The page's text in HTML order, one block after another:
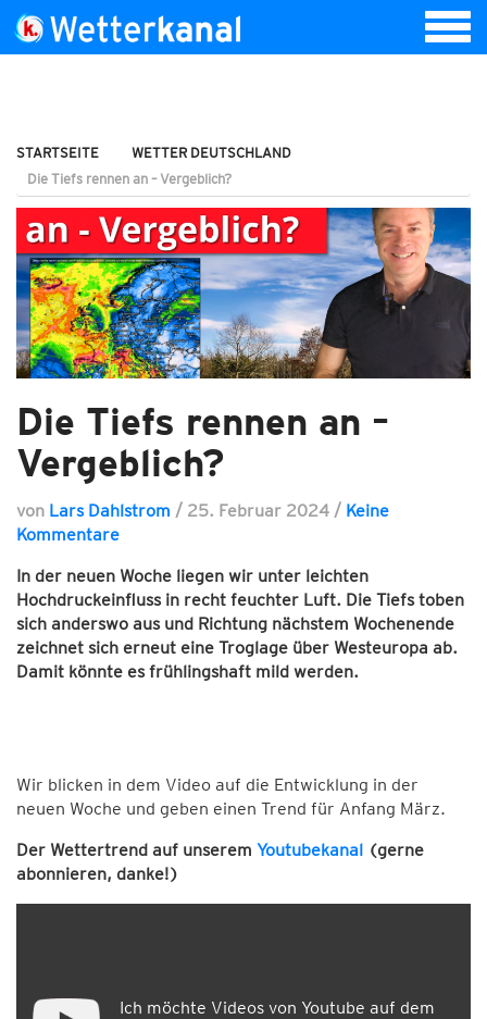
STARTSEITE
WETTER DEUTSCHLAND
Die Tiefs rennen an – Vergeblich?
Die Tiefs rennen an –
Vergeblich?
von Lars Dahlstrom / 25. Februar 2024 / Keine
Kommentare
In der neuen Woche liegen wir unter leichten
Hochdruckeinfluss in recht feuchter Luft. Die Tiefs toben
sich anderswo aus und Richtung nächstem Wochenende
zeichnet sich erneut eine Troglage über Westeuropa ab.
Damit könnte es frühlingshaft mild werden.
Wir blicken in dem Video auf die Entwicklung in der
neuen Woche und geben einen Trend für Anfang März.
Der Wettertrend auf unserem Youtubekanal (gerne
abonnieren, danke!)
Ich möchte Videos von Youtube auf dem